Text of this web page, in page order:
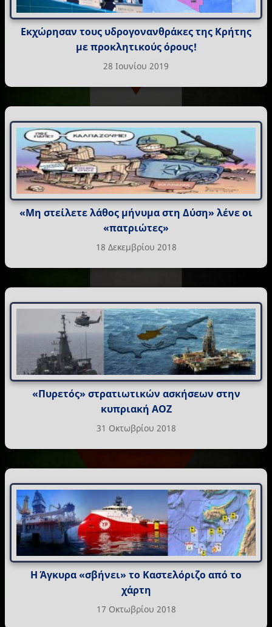
Εκχώρησαν τους υδρογονανθράκες της Κρήτης
με προκλητικούς όρους!
28 Ιουνίου 2019
«Μη στείλετε λάθος μήνυμα στη Δύση» λένε οι
«πατριώτες»
18 Δεκεμβρίου 2018
«Πυρετός» στρατιωτικών ασκήσεων στην
κυπριακή ΑΟΖ
31 Οκτωβρίου 2018
Η Άγκυρα «σβήνει» το Καστελόριζο από το
χάρτη
17 Οκτωβρίου 2018